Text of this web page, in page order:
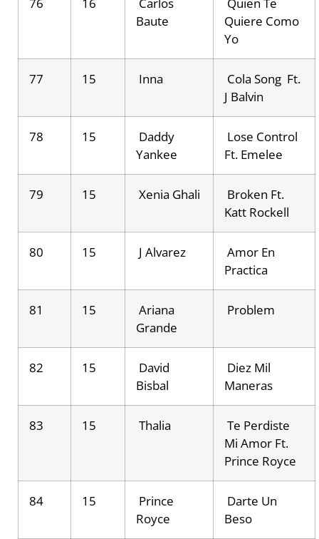
Baute
Quiere Como
Yo
77 15 Inna
Cola Song Ft.
J Balvin
78 15
Daddy
Yankee
Lose Control
Ft. Emelee
79 15 Xenia Ghali
Broken Ft.
Katt Rockell
80 15 J Alvarez
Amor En
Practica
81 15
Ariana
Grande
Problem
82 15
David
Bisbal
Diez Mil
Maneras
83 15 Thalia
Te Perdiste
Mi Amor Ft.
Prince Royce
84 15
Prince
Royce
Darte Un
Beso